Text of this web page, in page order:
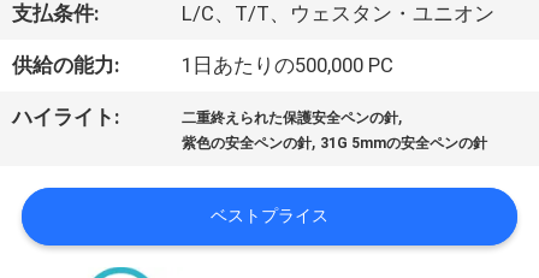
ー
私
に
つ
支払条件: L/C、T/T、ウェスタン・ユニオン
供給の能力: 1日あたりの500,000 PC
ハイライト: 二重終えられた保護安全ペンの針,
紫色の安全ペンの針, 31G 5mmの安全ペンの針
ベストプライス